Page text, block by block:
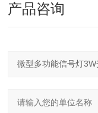
产品咨询